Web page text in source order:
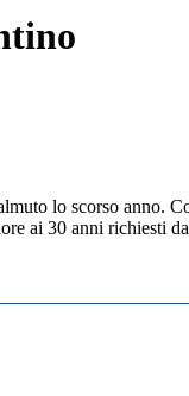
lo scorso anno.
ai 30 anni richiesti